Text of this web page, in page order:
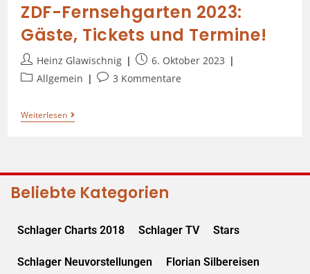
ZDF-Fernsehgarten 2023:
Gäste, Tickets und Termine!
Heinz Glawischnig
6. Oktober 2023
Allgemein
3 Kommentare
Weiterlesen
Beliebte Kategorien
Schlager Charts 2018 Schlager TV Stars
Schlager Neuvorstellungen Florian Silbereisen